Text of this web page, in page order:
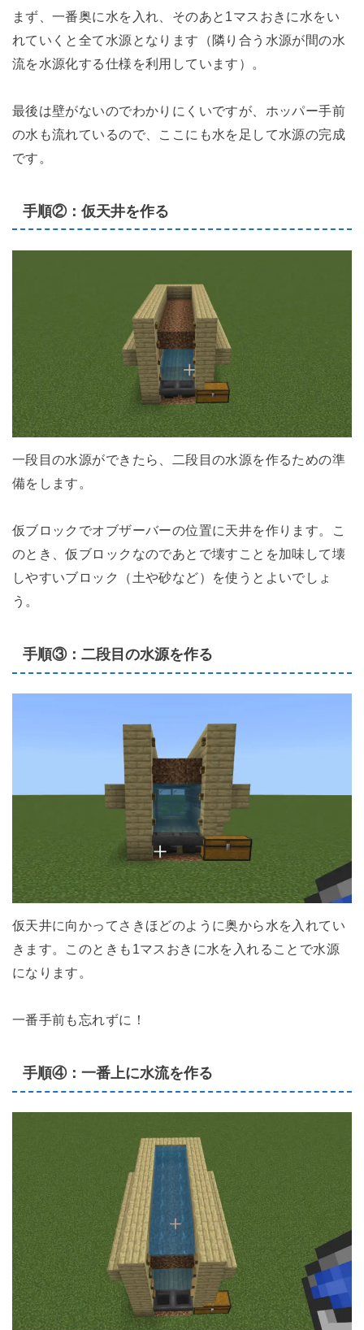
まず、一番奥に水を入れ、そのあと1マスおきに水をい
れていくと全て水源となります（隣り合う水源が間の水
流を水源化する仕様を利用しています）。
最後は壁がないのでわかりにくいですが、ホッパー手前
の水も流れているので、ここにも水を足して水源の完成
です。
手順②：仮天井を作る
一段目の水源ができたら、二段目の水源を作るための準
備をします。
仮ブロックでオブザーバーの位置に天井を作ります。こ
のとき、仮ブロックなのであとで壊すことを加味して壊
しやすいブロック（土や砂など）を使うとよいでしょ
う。
手順③：二段目の水源を作る
仮天井に向かってさきほどのように奥から水を入れてい
きます。このときも1マスおきに水を入れることで水源
になります。
一番手前も忘れずに！
手順④：一番上に水流を作る